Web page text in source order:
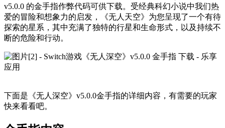
v5.0.0 的金手指作弊代码可供下载。受经典科幻小说中我们热
爱的冒险和想象力的启发，《无人天空》为您呈现了一个有待
探索的星系，其中充满了独特的行星和生命形式，以及持续不
断的危险和行动。
下面是《无人深空》v5.0.0金手指的详细内容，有需要的玩家
快来看看吧。